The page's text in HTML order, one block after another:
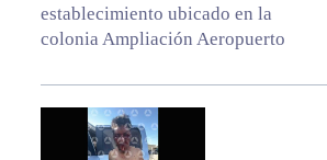
establecimiento ubicado en la
colonia Ampliación Aeropuerto